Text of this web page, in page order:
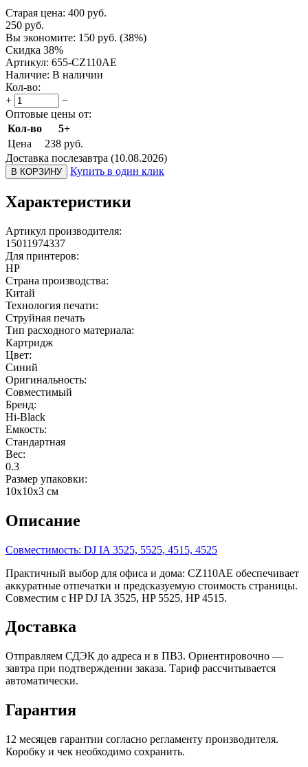
Старая цена: 400 руб.
250 руб.
Вы экономите: 150 руб. (38%)
Скидка 38%
Артикул: 655-CZ110AE
Наличие: В наличии
Кол-во:
+
−
Оптовые цены от:
Кол-во
5+
Цена
238 руб.
Доставка послезавтра (10.08.2026)
В КОРЗИНУ Купить в один клик
Характеристики
Артикул производителя:
15011974337
Для принтеров:
HP
Страна производства:
Китай
Технология печати:
Струйная печать
Тип расходного материала:
Картридж
Цвет:
Синий
Оригинальность:
Совместимый
Бренд:
Hi-Black
Емкость:
Стандартная
Вес:
0.3
Размер упаковки:
10x10x3 см
Описание
Совместимость: DJ IA 3525, 5525, 4515, 4525
Практичный выбор для офиса и дома: CZ110AE обеспечивает
аккуратные отпечатки и предсказуемую стоимость страницы.
Совместим с HP DJ IA 3525, HP 5525, HP 4515.
Доставка
Отправляем СДЭК до адреса и в ПВЗ. Ориентировочно —
завтра при подтверждении заказа. Тариф рассчитывается
автоматически.
Гарантия
12 месяцев гарантии согласно регламенту производителя.
Коробку и чек необходимо сохранить.